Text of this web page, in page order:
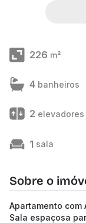
226 m²
4 banheiros
2 elevadores
1 sala
Sobre o
Apartamento com
Sala espaçosa